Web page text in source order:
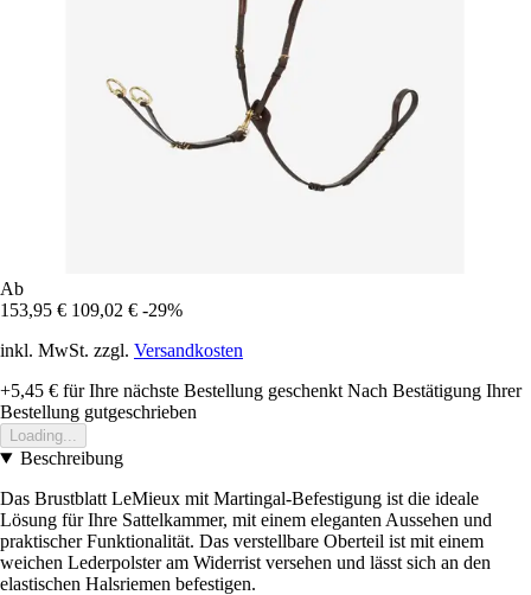
Ab
153,95 € 109,02 € -29%
inkl. MwSt. zzgl. Versandkosten
+5,45 € für Ihre nächste Bestellung geschenkt Nach Bestätigung Ihrer
Bestellung gutgeschrieben
Loading...
Beschreibung
Das Brustblatt LeMieux mit Martingal-Befestigung ist die ideale
Lösung für Ihre Sattelkammer, mit einem eleganten Aussehen und
praktischer Funktionalität. Das verstellbare Oberteil ist mit einem
weichen Lederpolster am Widerrist versehen und lässt sich an den
elastischen Halsriemen befestigen.